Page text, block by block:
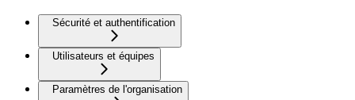
Sécurité et authentification
Utilisateurs et équipes
Paramètres de l'organisation